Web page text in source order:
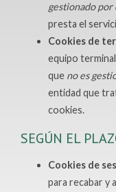
gestionado
presta el
Cookies de
equipo
que no es
entidad que
cookies.
SEGÚN EL
Cookies de
para recabar y